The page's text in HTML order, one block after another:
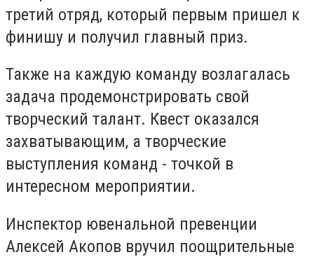
третий отряд, который первым пришел к
финишу и получил главный приз.
Также на каждую команду возлагалась
задача продемонстрировать свой
творческий талант. Квест оказался
захватывающим, а творческие
выступления команд - точкой в ​​
интересном мероприятии.
Инспектор ювенальной превенции
Алексей Акопов вручил поощрительные